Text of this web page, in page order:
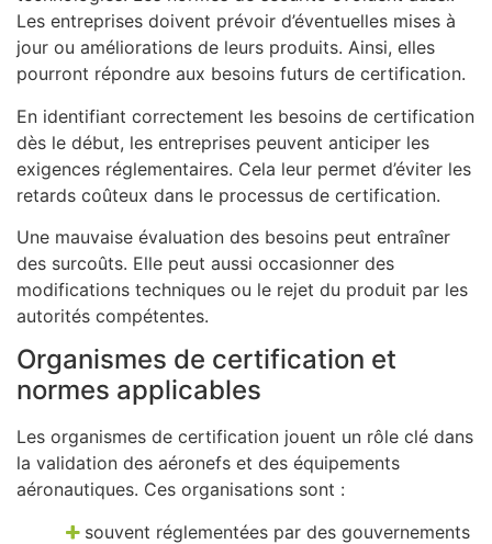
Les entreprises doivent prévoir d’éventuelles mises à
jour ou améliorations de leurs produits. Ainsi, elles
pourront répondre aux besoins futurs de certification.
En identifiant correctement les besoins de certification
dès le début, les entreprises peuvent anticiper les
exigences réglementaires. Cela leur permet d’éviter les
retards coûteux dans le processus de certification.
Une mauvaise évaluation des besoins peut entraîner
des surcoûts. Elle peut aussi occasionner des
modifications techniques ou le rejet du produit par les
autorités compétentes.
Organismes de certification et
normes applicables
Les organismes de certification jouent un rôle clé dans
la validation des aéronefs et des équipements
aéronautiques. Ces organisations sont :
souvent réglementées par des gouvernements